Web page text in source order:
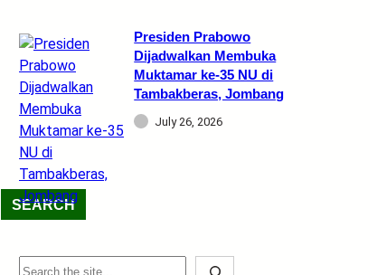
Presiden Prabowo
Dijadwalkan Membuka
Muktamar ke-35 NU di
Tambakberas, Jombang
July 26, 2026
SEARCH
S